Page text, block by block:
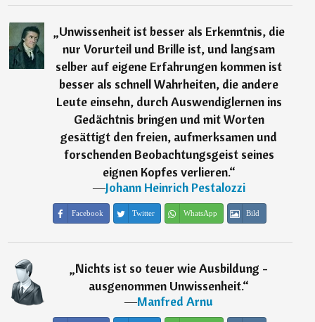
„Unwissenheit ist besser als Erkenntnis, die
nur Vorurteil und Brille ist, und langsam
selber auf eigene Erfahrungen kommen ist
besser als schnell Wahrheiten, die andere
Leute einsehn, durch Auswendiglernen ins
Gedächtnis bringen und mit Worten
gesättigt den freien, aufmerksamen und
forschenden Beobachtungsgeist seines
eignen Kopfes verlieren.“
―Johann Heinrich Pestalozzi
Facebook Twitter WhatsApp Bild
„Nichts ist so teuer wie Ausbildung -
ausgenommen Unwissenheit.“
―Manfred Arnu